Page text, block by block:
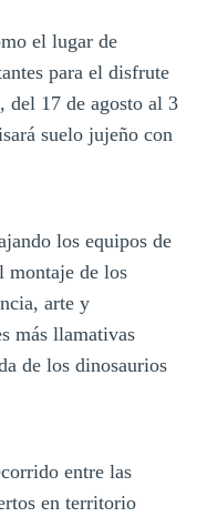
el lugar de
para el disfrute
del 17 de agosto al 3
suelo jujeño con
los equipos de
montaje de los
arte y
más llamativas
de los dinosaurios
entre las
en territorio